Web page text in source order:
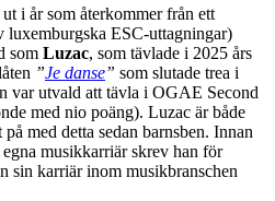
i år som återkommer från ett
luxemburgska ESC-uttagningar)
som Luzac, som tävlade i 2025 års
”Je danse” som slutade trea i
var utvald att tävla i OGAE Second
med nio poäng). Luzac är både
med detta sedan barnsben. Innan
musikkarriär skrev han för
sin karriär inom musikbranschen